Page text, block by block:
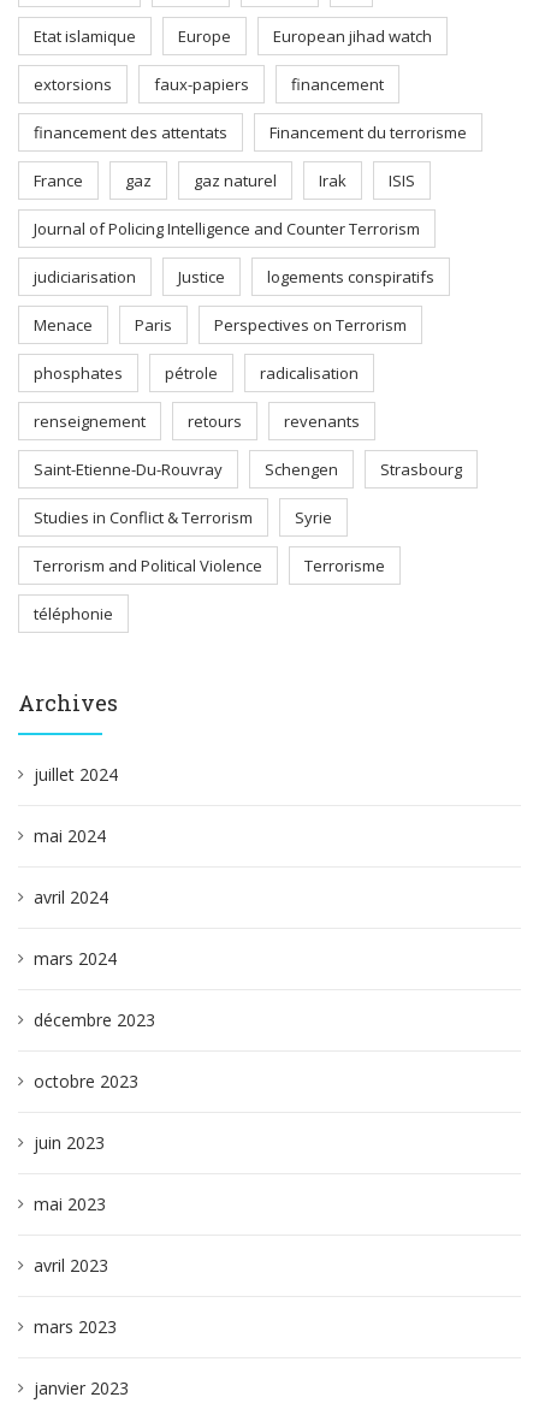
Etat islamique Europe European jihad watch
extorsions faux-papiers financement
financement des attentats Financement du terrorisme
France gaz gaz naturel Irak ISIS
Journal of Policing Intelligence and Counter Terrorism
judiciarisation Justice logements conspiratifs
Menace Paris Perspectives on Terrorism
phosphates pétrole radicalisation
renseignement retours revenants
Saint-Etienne-Du-Rouvray Schengen Strasbourg
Studies in Conflict & Terrorism Syrie
Terrorism and Political Violence Terrorisme
téléphonie
Archives
juillet 2024
mai 2024
avril 2024
mars 2024
décembre 2023
octobre 2023
juin 2023
mai 2023
avril 2023
mars 2023
janvier 2023